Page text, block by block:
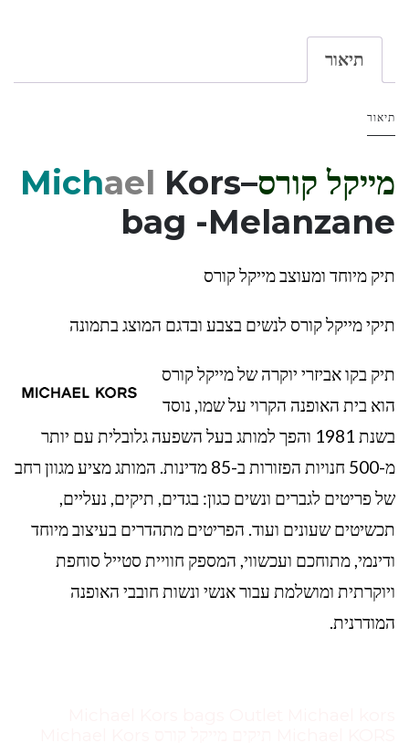
תיאור
תיאור
מייקל קורס–
Michael Kors
bag -Melanzane
תיק מיוחד ומעוצב מייקל קורס
תיקי מייקל קורס לנשים בצבע ובדגם המוצג בתמונה
תיק בקו אביזרי יוקרה של מייקל קורס
הוא בית האופנה הקרוי על שמו, נוסד
בשנת 1981 והפך למותג בעל השפעה גלובלית עם יותר
מ-500 חנויות הפזורות ב-85 מדינות. המותג מציע מגוון רחב
של פריטים לגברים ונשים כגון: בגדים, תיקים, נעליים,
תכשיטים שעונים ועוד. הפריטים מתהדרים בעיצוב מיוחד
ודינמי, מתוחכם ועכשווי, המספק חוויית סטייל סוחפת
ויוקרתית ומושלמת עבור אנשי ונשות חובבי האופנה
המודרנית.